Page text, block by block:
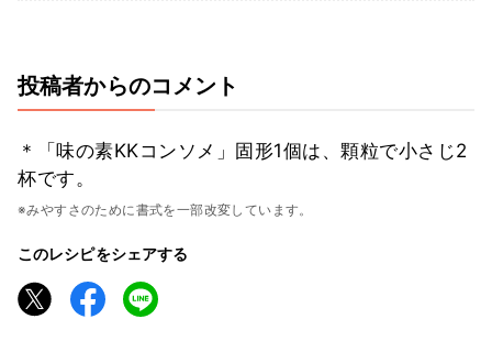
投稿者からのコメント
＊「味の素KKコンソメ」固形1個は、顆粒で小さじ2
杯です。
※みやすさのために書式を一部改変しています。
このレシピをシェアする